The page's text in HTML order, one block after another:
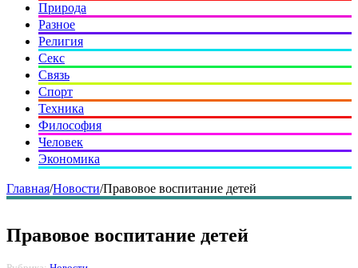
Природа
Разное
Религия
Секс
Связь
Спорт
Техника
Философия
Человек
Экономика
Главная/Новости/Правовое воспитание детей
Правовое воспитание детей